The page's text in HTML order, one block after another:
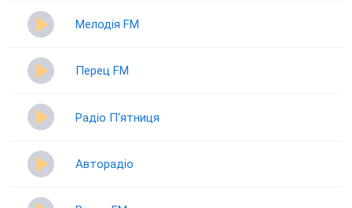
Мелодія FM
Перец FM
Радіо П‘ятниця
Авторадіо